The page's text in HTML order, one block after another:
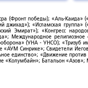
(Фронт победы); «Аль-Каида»
«Исламская группа»
Эмират»); «Конгресс
Международное
(УНА - УНСО); «Тризуб
«АУМ Синрике»; Свидетели
единство»; «Движение
«Колумбайн»; Батальон «Азов»;